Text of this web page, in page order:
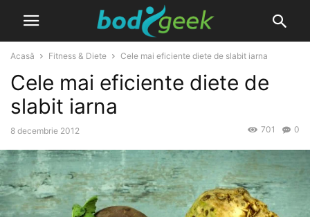
Acasă Fitness & Diete Cele mai eficiente diete de slabit iarna
Cele mai eficiente diete de
slabit iarna
8 decembrie 2012 0
701